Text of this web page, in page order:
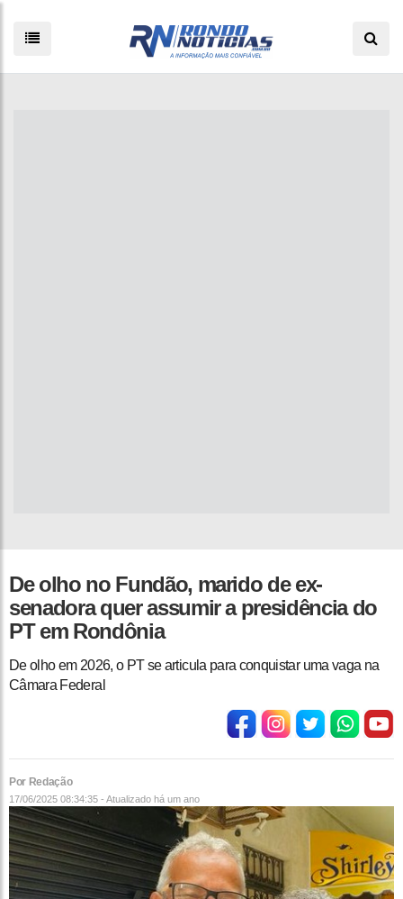
De olho no Fundão, marido de ex-
senadora quer assumir a presidência do
PT em Rondônia
De olho em 2026, o PT se articula para conquistar uma vaga na
Câmara Federal
Por Redação
17/06/2025 08:34:35 - Atualizado há um ano